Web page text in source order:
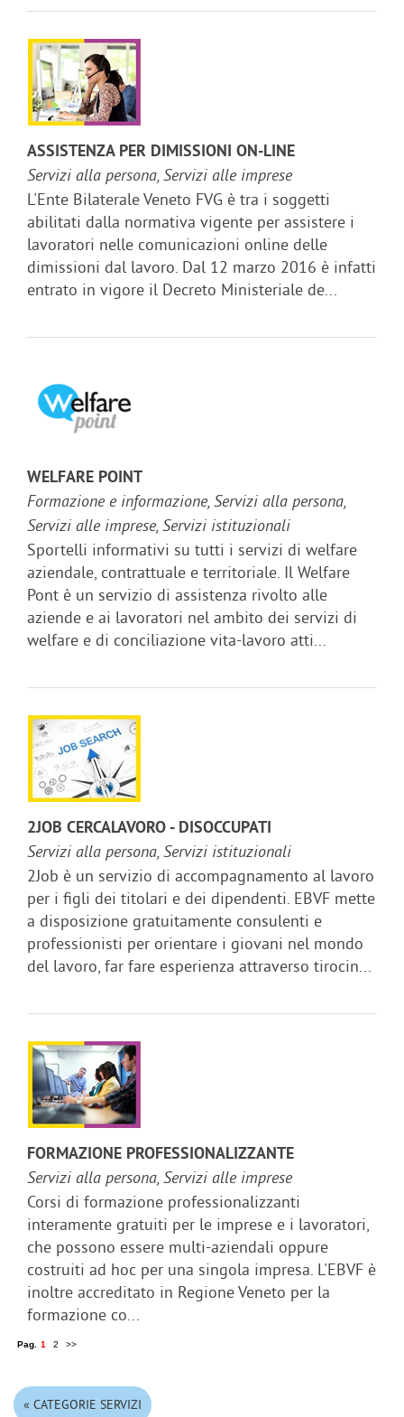
ASSISTENZA PER DIMISSIONI ON-LINE
Servizi alla persona, Servizi alle imprese
L'Ente Bilaterale Veneto FVG è tra i soggetti
abilitati dalla normativa vigente per assistere i
lavoratori nelle comunicazioni online delle
dimissioni dal lavoro. Dal 12 marzo 2016 è infatti
entrato in vigore il Decreto Ministeriale de...
WELFARE POINT
Formazione e informazione, Servizi alla persona,
Servizi alle imprese, Servizi istituzionali
Sportelli informativi su tutti i servizi di welfare
aziendale, contrattuale e territoriale. Il Welfare
Pont è un servizio di assistenza rivolto alle
aziende e ai lavoratori nel ambito dei servizi di
welfare e di conciliazione vita-lavoro atti...
2JOB CERCALAVORO - DISOCCUPATI
Servizi alla persona, Servizi istituzionali
2Job è un servizio di accompagnamento al lavoro
per i figli dei titolari e dei dipendenti. EBVF mette
a disposizione gratuitamente consulenti e
professionisti per orientare i giovani nel mondo
del lavoro, far fare esperienza attraverso tirocin...
FORMAZIONE PROFESSIONALIZZANTE
Servizi alla persona, Servizi alle imprese
Corsi di formazione professionalizzanti
interamente gratuiti per le imprese e i lavoratori,
che possono essere multi-aziendali oppure
costruiti ad hoc per una singola impresa. L'EBVF è
inoltre accreditato in Regione Veneto per la
formazione co...
Pag. 1 2 >>
« CATEGORIE SERVIZI